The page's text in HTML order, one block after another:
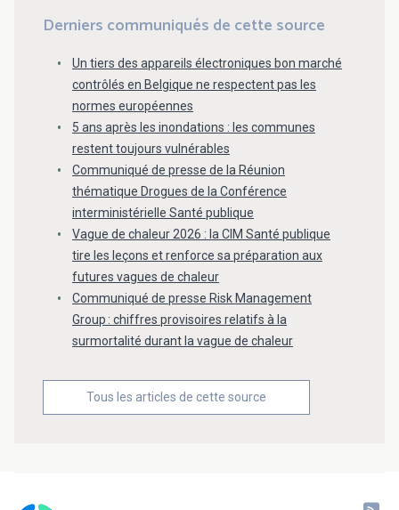
Derniers communiqués de cette source
Un tiers des appareils électroniques bon marché
contrôlés en Belgique ne respectent pas les
normes européennes
5 ans après les inondations : les communes
restent toujours vulnérables
Communiqué de presse de la Réunion
thématique Drogues de la Conférence
interministérielle Santé publique
Vague de chaleur 2026 : la CIM Santé publique
tire les leçons et renforce sa préparation aux
futures vagues de chaleur
Communiqué de presse Risk Management
Group : chiffres provisoires relatifs à la
surmortalité durant la vague de chaleur
Tous les articles de cette source